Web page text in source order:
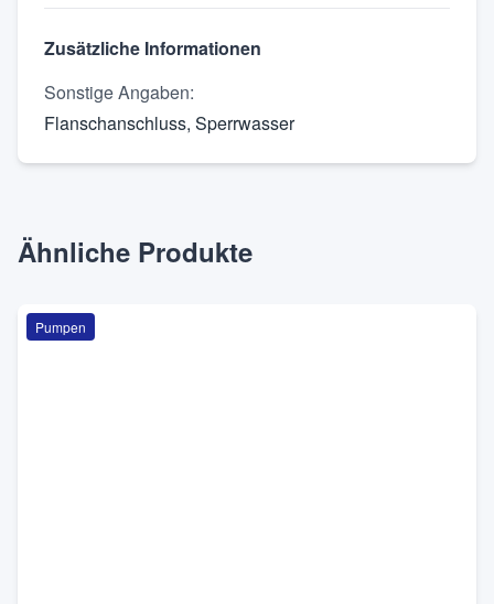
Zusätzliche Informationen
Sonstige Angaben:
Flanschanschluss, Sperrwasser
Ähnliche Produkte
Pumpen